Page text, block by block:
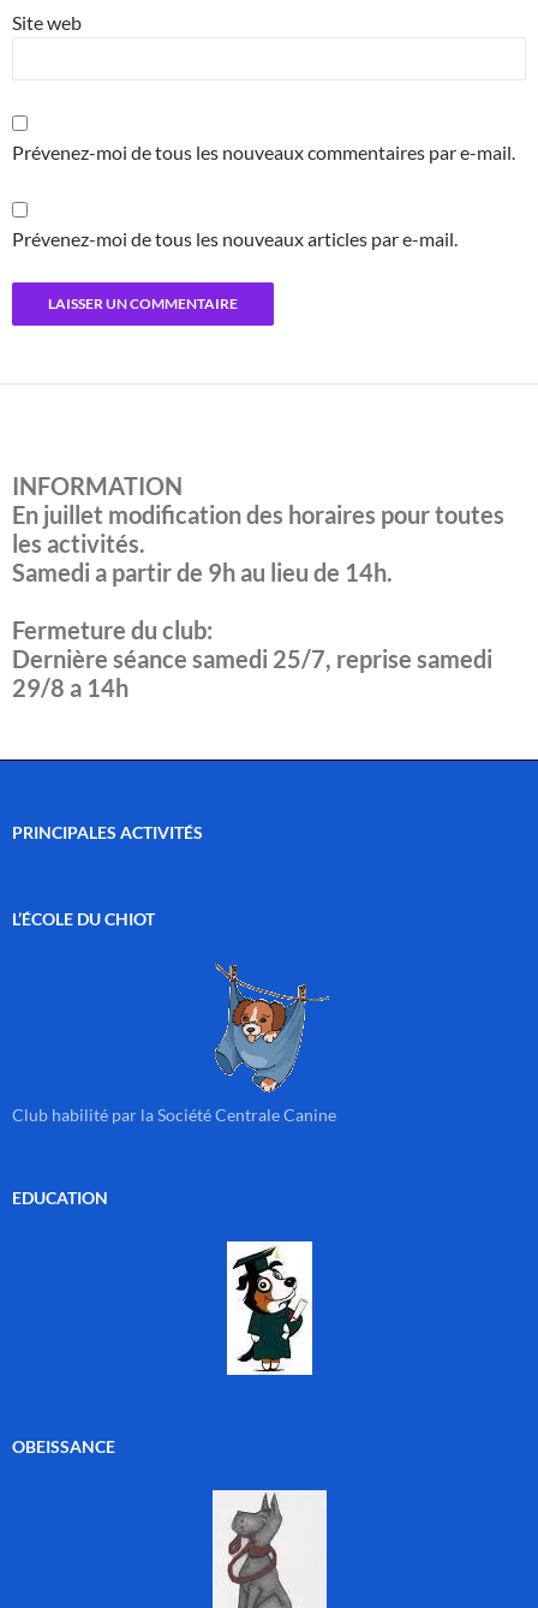
Site web
Prévenez-moi de tous les nouveaux commentaires par e-mail.
Prévenez-moi de tous les nouveaux articles par e-mail.
INFORMATION
En juillet modification des horaires pour toutes
les activités.
Samedi a partir de 9h au lieu de 14h.
Fermeture du club:
Dernière séance samedi 25/7, reprise samedi
29/8 a 14h
PRINCIPALES ACTIVITÉS
L’ÉCOLE DU CHIOT
Club habilité par la Société Centrale Canine
EDUCATION
OBEISSANCE